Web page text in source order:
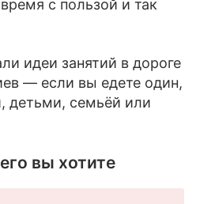
с пользой и так
идеи занятий в дороге
— если вы едете один,
детьми, семьёй или
вы хотите